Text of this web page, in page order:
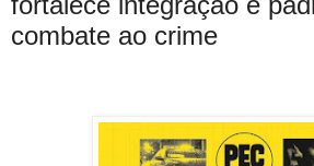
combate ao crime